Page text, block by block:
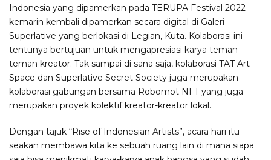
Indonesia yang dipamerkan pada TERUPA Festival 2022
kemarin kembali dipamerkan secara digital di Galeri
Superlative yang berlokasi di Legian, Kuta. Kolaborasi ini
tentunya bertujuan untuk mengapresiasi karya teman-
teman kreator. Tak sampai di sana saja, kolaborasi TAT Art
Space dan Superlative Secret Society juga merupakan
kolaborasi gabungan bersama Robomot NFT yang juga
merupakan proyek kolektif kreator-kreator lokal.
Dengan tajuk “Rise of Indonesian Artists”, acara hari itu
seakan membawa kita ke sebuah ruang lain di mana siapa